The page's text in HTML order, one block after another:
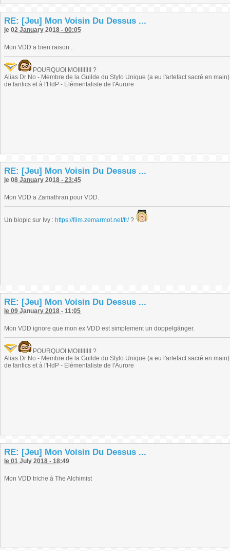
RE: [Jeu] Mon Voisin Du Dessus ...
le 02 January 2018 - 00:05
Mon VDD a bien raison...
POURQUOI MOIIIIIIIII ?
Alias Dr No - Membre de la Guilde du Stylo Unique (a eu l'artefact sacré en
de fanfics et à l'HdP - Elémentaliste de l'Aurore
RE: [Jeu] Mon Voisin Du Dessus ...
le 08 January 2018 - 23:45
Mon VDD a Zamathran pour VDD.
Un biopic sur Ivy : https://film.zemarmot.net/fr/?
RE: [Jeu] Mon Voisin Du Dessus ...
le 09 January 2018 - 11:05
Mon VDD ignore que mon ex VDD est simplement un doppelgänger.
POURQUOI MOIIIIIIIII ?
Alias Dr No - Membre de la Guilde du Stylo Unique (a eu l'artefact sacré en
de fanfics et à l'HdP - Elémentaliste de l'Aurore
RE: [Jeu] Mon Voisin Du Dessus ...
le 01 July 2018 - 18:49
Mon VDD triche à The Alchimist